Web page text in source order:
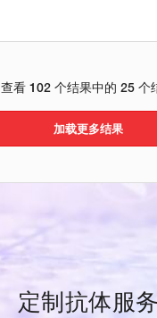
查看 102 个结果中的 25 个
加载更多结果
定制抗体服务